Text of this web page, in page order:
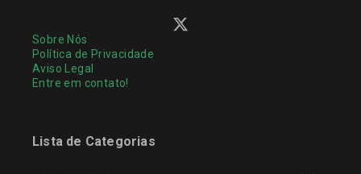
Sobre Nós
Política de Privacidade
Aviso Legal
Entre em contato!
Lista de Categorias